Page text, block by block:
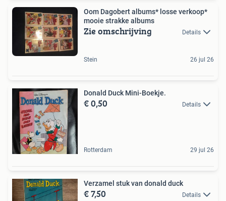
Oom Dagobert albums* losse verkoop*
mooie strakke albums
Zie omschrijving Details
Stein 26 jul 26
Donald Duck Mini-Boekje.
€ 0,50 Details
Rotterdam 29 jul 26
Verzamel stuk van donald duck
€ 7,50 Details